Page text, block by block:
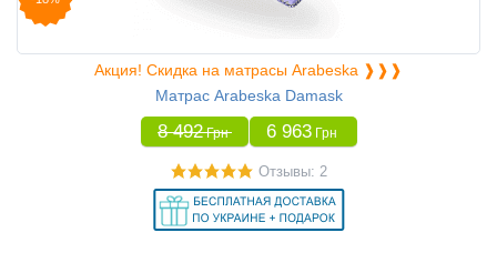
Акция! Скидка на матрасы Arabeska ❱❱❱
Матрас Arabeska Damask
8 492 Грн 6 963 Грн
Отзывы: 2